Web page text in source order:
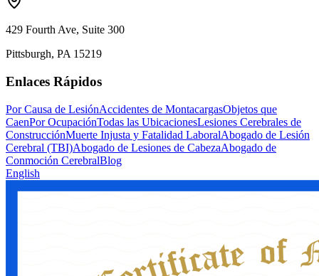
429 Fourth Ave, Suite 300
Pittsburgh, PA 15219
Enlaces Rápidos
Por Causa de LesiónAccidentes de MontacargasObjetos que
CaenPor OcupaciónTodas las UbicacionesLesiones Cerebrales de
ConstrucciónMuerte Injusta y Fatalidad LaboralAbogado de Lesión
Cerebral (TBI)Abogado de Lesiones de CabezaAbogado de
Conmoción CerebralBlog
English